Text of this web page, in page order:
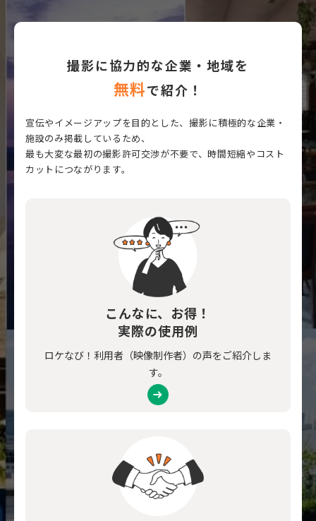
撮影に協力的な企業・地域を
無料で紹介！
宣伝やイメージアップを目的とした、撮影に積極的な企業・
施設のみ掲載しているため、
最も大変な最初の撮影許可交渉が不要で、時間短縮やコスト
カットにつながります。
こんなに、お得！
実際の使用例
ロケなび！利用者（映像制作者）の声をご紹介しま
す。